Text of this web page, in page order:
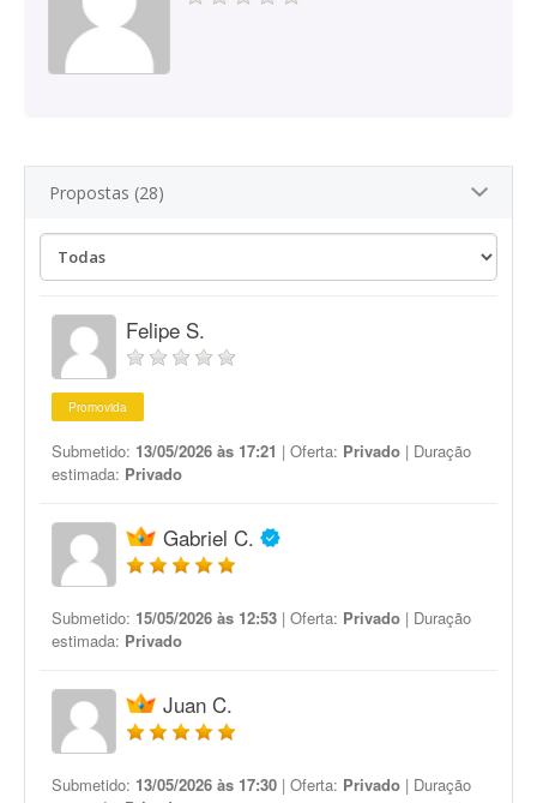
Propostas (28)
Felipe S.
Promovida
Submetido: 13/05/2026 às 17:21 | Oferta: Privado | Duração
estimada: Privado
Gabriel C.
Submetido: 15/05/2026 às 12:53 | Oferta: Privado | Duração
estimada: Privado
Juan C.
Submetido: 13/05/2026 às 17:30 | Oferta: Privado | Duração